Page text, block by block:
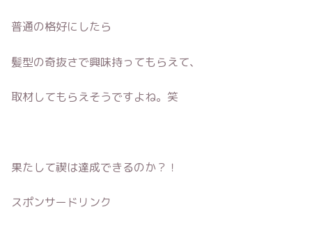
普通の格好にしたら
髪型の奇抜さで興味持ってもらえて、
取材してもらえそうですよね。笑
果たして禊は達成できるのか？！
スポンサードリンク